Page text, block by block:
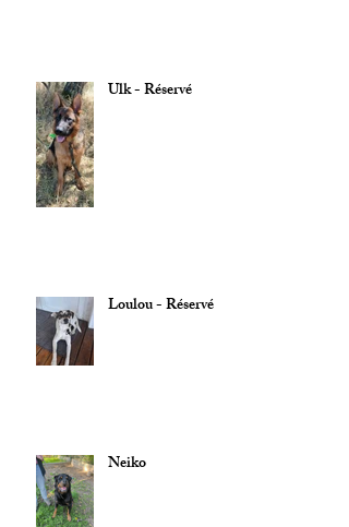
Ulk - Réservé
Loulou - Réservé
Neiko